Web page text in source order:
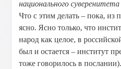
национального
Что с этим делать – пока, из
ясно. Ясно только, что
народ как целое, в
был и остается – институт
тоже говорилось в